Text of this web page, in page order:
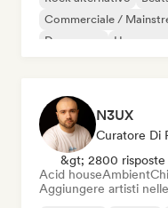
Commerciale /
Dream pop
House
N3UX
Curatore Di
&gt; 2800 risposte
Acid houseAmbient
Aggiungere artisti